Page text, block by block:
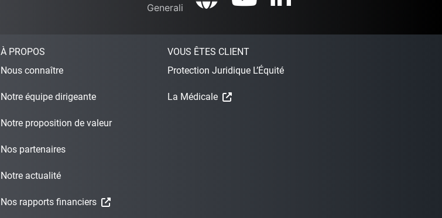
Generali
À PROPOS
Nous connaître
Notre équipe dirigeante
Notre proposition de valeur
Nos partenaires
Notre actualité
Nos rapports financiers
VOUS ÊTES CLIENT
Protection Juridique L’Équité
La Médicale